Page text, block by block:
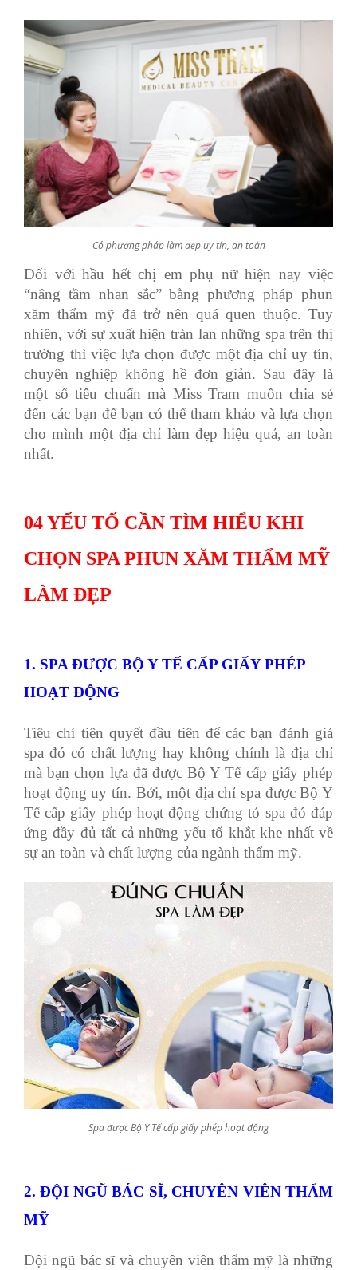
Có phương pháp làm đẹp uy tín, an toàn
Đối với hầu hết chị em phụ nữ hiện nay việc
“nâng tầm nhan sắc” bằng phương pháp phun
xăm thẩm mỹ đã trở nên quá quen thuộc. Tuy
nhiên, với sự xuất hiện tràn lan những spa trên thị
trường thì việc lựa chọn được một địa chỉ uy tín,
chuyên nghiệp không hề đơn giản. Sau đây là
một số tiêu chuẩn mà Miss Tram muốn chia sẻ
đến các bạn để bạn có thể tham khảo và lựa chọn
cho mình một địa chỉ làm đẹp hiệu quả, an toàn
nhất.
04 YẾU TỐ CẦN TÌM HIỂU KHI
CHỌN SPA PHUN XĂM THẨM MỸ
LÀM ĐẸP
1. SPA ĐƯỢC BỘ Y TẾ CẤP GIẤY PHÉP
HOẠT ĐỘNG
Tiêu chí tiên quyết đầu tiên để các bạn đánh giá
spa đó có chất lượng hay không chính là địa chỉ
mà bạn chọn lựa đã được Bộ Y Tế cấp giấy phép
hoạt động uy tín. Bởi, một địa chỉ spa được Bộ Y
Tế cấp giấy phép hoạt động chứng tỏ spa đó đáp
ứng đầy đủ tất cả những yếu tố khắt khe nhất về
sự an toàn và chất lượng của ngành thẩm mỹ.
Spa được Bộ Y Tế cấp giấy phép hoạt động
2. ĐỘI NGŨ BÁC SĨ, CHUYÊN VIÊN THẨM
MỸ
Đội ngũ bác sĩ và chuyên viên thẩm mỹ là những